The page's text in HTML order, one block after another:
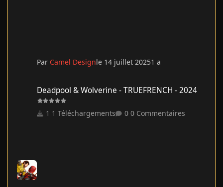
Par Camel Designle 14 juillet 20251 a
Deadpool & Wolverine - TRUEFRENCH - 2024
1 Téléchargements 0 Commentaires